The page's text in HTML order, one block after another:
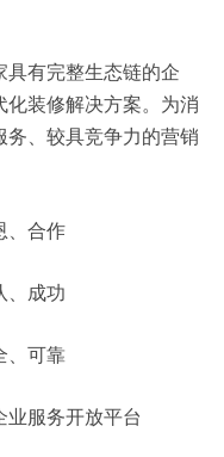
具有完整生态链的企
化装修解决方案。为消
务、较具竞争力的营销
、合作
、成功
、可靠
业服务开放平台